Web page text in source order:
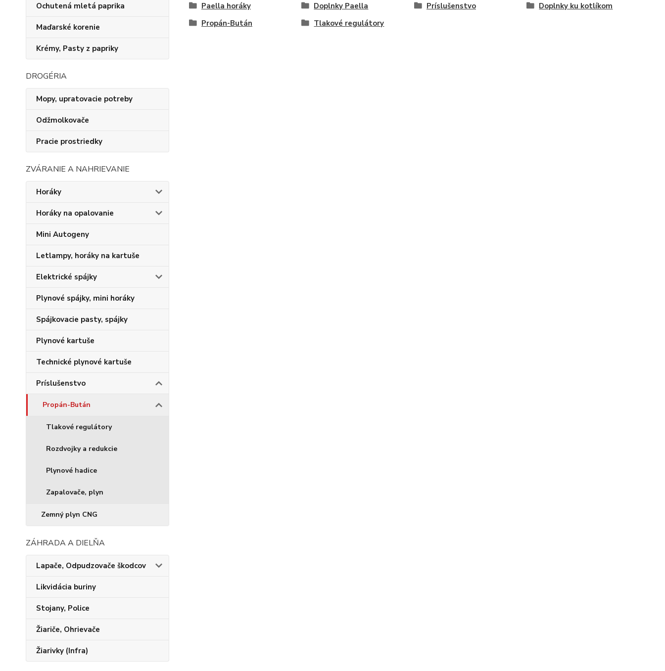
Ochutená mletá paprika
Maďarské korenie
Krémy, Pasty z papriky
DROGÉRIA
Mopy, upratovacie potreby
Odžmolkovače
Pracie prostriedky
ZVÁRANIE A NAHRIEVANIE
Horáky
Horáky na opalovanie
Mini Autogeny
Letlampy, horáky na kartuše
Elektrické spájky
Plynové spájky, mini horáky
Spájkovacie pasty, spájky
Plynové kartuše
Technické plynové kartuše
Príslušenstvo
Propán-Bután
Tlakové regulátory
Rozdvojky a redukcie
Plynové hadice
Zapalovače, plyn
Zemný plyn CNG
ZÁHRADA A DIELŇA
Lapače, Odpudzovače škodcov
Likvidácia buriny
Stojany, Police
Žiariče, Ohrievače
Žiarivky (Infra)
Paella horáky
Doplnky Paella Príslušenstvo
Doplnky ku kotlíkom
Propán-Bután
Tlakové regulátory